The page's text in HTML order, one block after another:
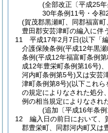
(全部改正〔平成25
30年条例11号・令和
(賀茂郡黒瀬町、同郡福富
豊田郡安芸津町の編入に伴
11
平成17年2月7日(以下「
介護保険条例(平成12年黒
条例(平成12年福富町条例
成12年豊栄町条例第16号)
河内町条例第5号)又は安芸
津町条例第8号)(以下これら
の規定によりなされた処分
例の相当規定によりなされ
(追加〔平成16年条
12
編入日の前日において、
郡豊栄町、同郡河内町又は